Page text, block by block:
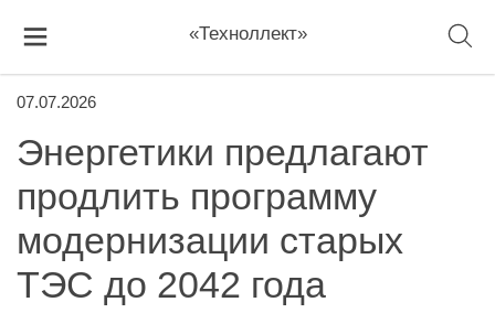
«Техноллект»
07.07.2026
Энергетики предлагают
продлить программу
модернизации старых
ТЭС до 2042 года